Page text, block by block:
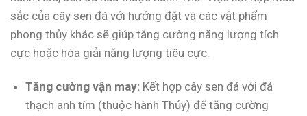
sắc của cây sen đá với hướng đặt và các vật phẩm
phong thủy khác sẽ giúp tăng cường năng lượng tích
cực hoặc hóa giải năng lượng tiêu cực.
Tăng cường vận may: Kết hợp cây sen đá với đá
thạch anh tím (thuộc hành Thủy) để tăng cường